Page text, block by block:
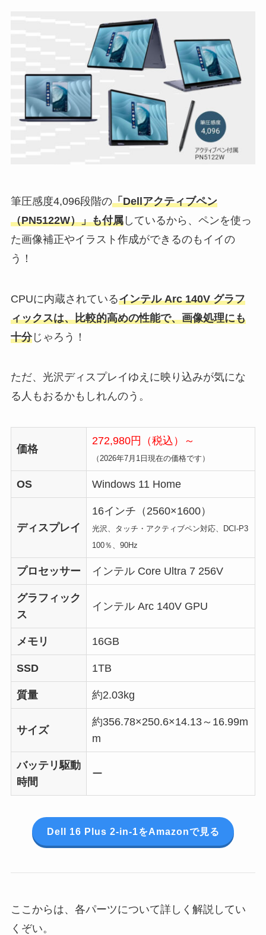
筆圧感度4,096段階の「Dellアクティブペン
（PN5122W）」も付属しているから、ペンを使っ
た画像補正やイラスト作成ができるのもイイの
う！
CPUに内蔵されているインテル Arc 140V グラフ
ィックスは、比較的高めの性能で、画像処理にも
十分じゃろう！
ただ、光沢ディスプレイゆえに映り込みが気にな
る人もおるかもしれんのう。
価格
272,980円（税込）～
（2026年7月1日現在の価格です）
OS Windows 11 Home
ディスプレイ
16インチ（2560×1600）
光沢、タッチ・アクティブペン対応、DCI-P3
100％、90Hz
プロセッサー インテル Core Ultra 7 256V
グラフィック
ス
インテル Arc 140V GPU
メモリ 16GB
SSD 1TB
質量 約2.03kg
サイズ
約356.78×250.6×14.13～16.99m
m
バッテリ駆動
時間
ー
Dell 16 Plus 2-in-1をAmazonで見る
ここからは、各パーツについて詳しく解説してい
くぞい。